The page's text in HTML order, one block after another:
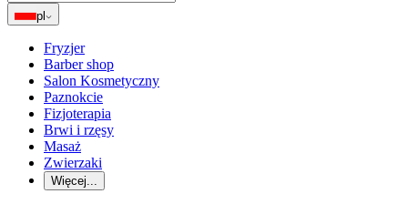
pl
Fryzjer
Barber shop
Salon Kosmetyczny
Paznokcie
Fizjoterapia
Brwi i rzęsy
Masaż
Zwierzaki
Więcej...